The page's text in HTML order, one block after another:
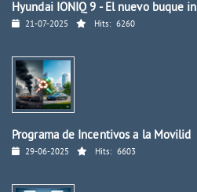
Hyundai IONIQ 9 - El nuevo buque in
21-07-2025 Hits: 6260
Programa de Incentivos a la Movilid
29-06-2025 Hits: 6603